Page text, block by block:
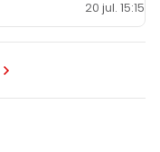
20 jul. 15:15